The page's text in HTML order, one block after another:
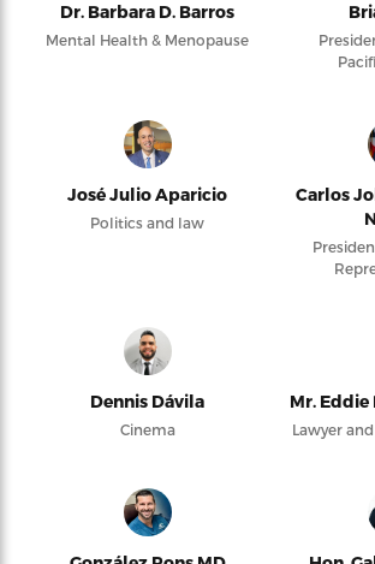
Dr. Barbara D. Barros
Mental Health & Menopause
José Julio Aparicio
Politics and law
Carlos
Dennis Dávila
Cinema
Mr. Eddie
Lawyer